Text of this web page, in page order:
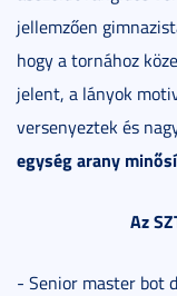
jellemzően
hogy a tornához
jelent, a lányok
versenyeztek és
egység arany
Az
- Senior master bot